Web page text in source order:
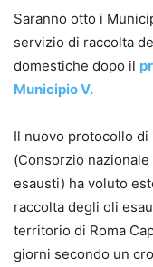
Saranno otto i
servizio di raccolta
domestiche dopo il
Municipio V.
Il nuovo protocollo di
(Consorzio
esausti) ha voluto
raccolta degli oli
territorio di Roma
giorni secondo un